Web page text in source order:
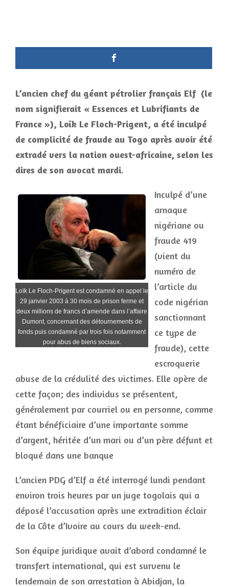
L’ancien chef du géant pétrolier français Elf (le
nom signifierait « Essences et Lubrifiants de
France »), Loïk Le Floch-Prigent, a été inculpé
de complicité de fraude au Togo après avoir été
extradé vers la nation ouest-africaine, selon les
dires de son avocat mardi.
Loïk Le Floch-Prigent est condamné en appel le
29 janvier 2003 à 30 mois de prison ferme et
deux millions de francs d’amende dans l’affaire
Dumont, concernant des détournements de
fonds puis condamné par trois fois notamment
pour abus de biens sociaux.
Inculpé d’une
arnaque
nigériane ou
fraude 419
(vient du
numéro de
l’article du
code nigérian
sanctionnant
ce type de
fraude), cette
escroquerie
abuse de la crédulité des victimes. Elle opère de
cette façon; des individus se présentent,
généralement par courriel ou en personne, comme
étant bénéficiaire d’une importante somme
d’argent, héritée d’un mari ou d’un père défunt et
bloqué dans une banque
L’ancien PDG d’Elf a été interrogé lundi pendant
environ trois heures par un juge togolais qui a
déposé l’accusation après une extradition éclair
de la Côte d’Ivoire au cours du week-end.
Son équipe juridique avait d’abord condamné le
transfert international, qui est survenu le
lendemain de son arrestation à Abidjan, la